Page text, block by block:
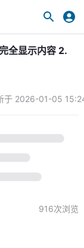
全显示内容 2.
于 2026-01-05
916次浏览